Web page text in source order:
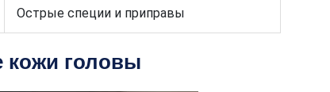
Острые специи и приправы
кожи головы